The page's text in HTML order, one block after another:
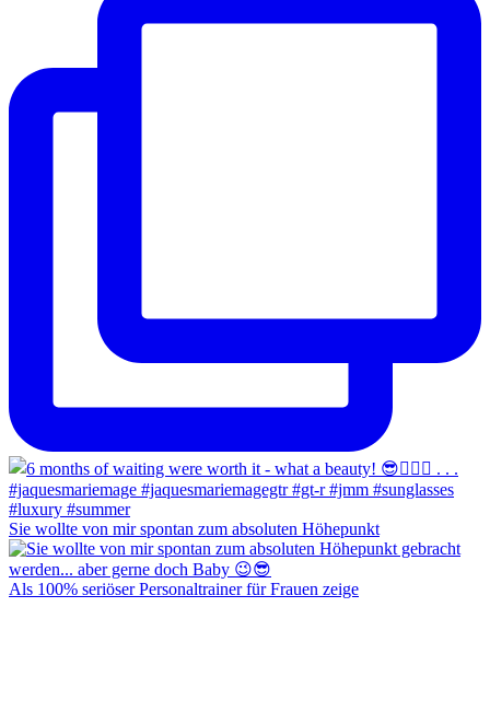
Sie wollte von mir spontan zum absoluten Höhepunkt
Als 100% seriöser Personaltrainer für Frauen zeige